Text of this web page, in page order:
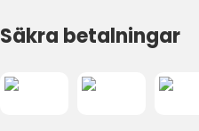
Säkra betalningar